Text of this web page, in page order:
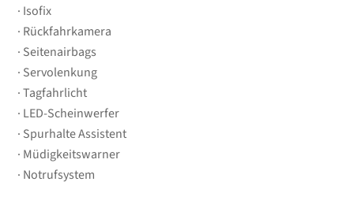
Isofix
Rückfahrkamera
Seitenairbags
Servolenkung
Tagfahrlicht
LED-Scheinwerfer
Spurhalte Assistent
Müdigkeitswarner
Notrufsystem